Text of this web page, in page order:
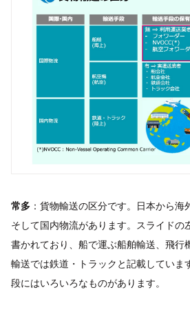
常多 ：貨物輸送の区分です。日本から海
そして国内物流があります。スライドの
書かれており、船で運ぶ船舶輸送、飛行
輸送では鉄道・トラックと記載していま
段にはいろいろなものがあります。